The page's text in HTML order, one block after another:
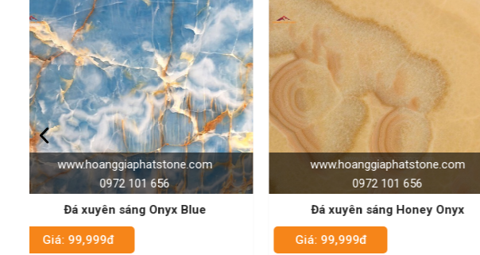
www.hoanggiaphatstone.com
0972 101 656
Đá xuyên sáng Honey Onyx
Giá: 99,999đ
www.hoanggiaphatstone.com
0972 101 656
Bamboo Green Onyx
Giá: 99,999đ